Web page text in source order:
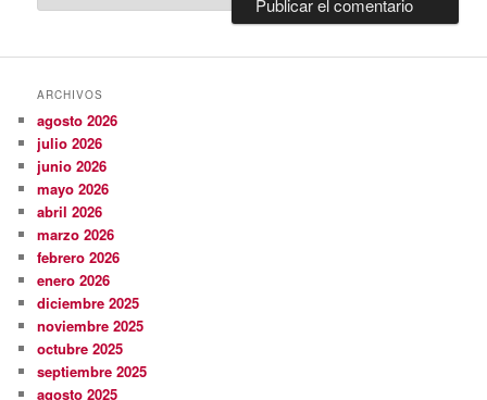
ARCHIVOS
agosto 2026
julio 2026
junio 2026
mayo 2026
abril 2026
marzo 2026
febrero 2026
enero 2026
diciembre 2025
noviembre 2025
octubre 2025
septiembre 2025
agosto 2025